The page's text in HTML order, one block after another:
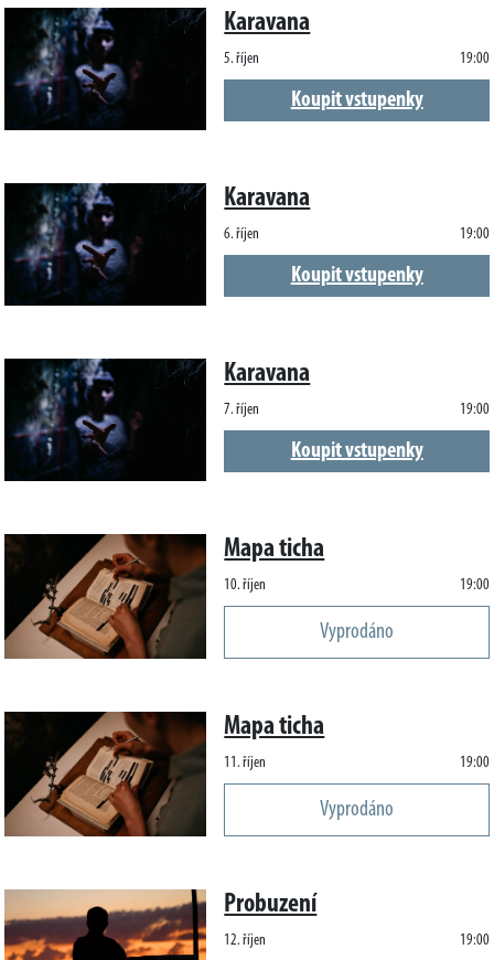
Karavana
5. říjen 19:00
Koupit vstupenky
Karavana
6. říjen 19:00
Koupit vstupenky
Karavana
7. říjen 19:00
Koupit vstupenky
Mapa ticha
10. říjen 19:00
Vyprodáno
Mapa ticha
11. říjen 19:00
Vyprodáno
Probuzení
12. říjen 19:00